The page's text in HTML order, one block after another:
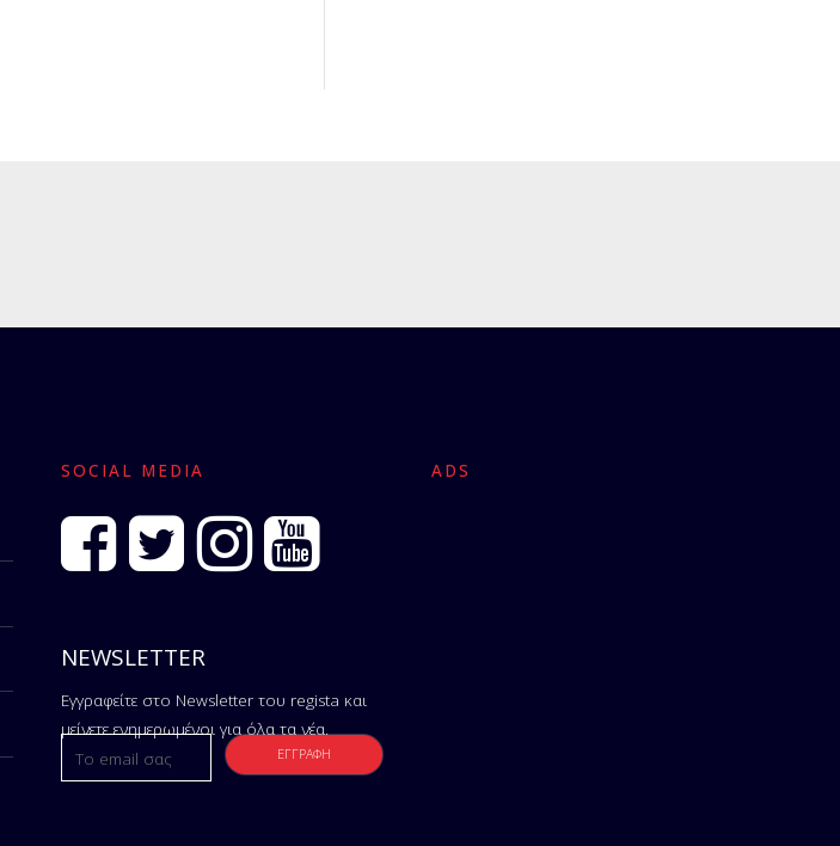
SOCIAL MEDIA
NEWSLETTER
Εγγραφείτε στο Newsletter του regista και
μείνετε ενημερωμένοι για όλα τα νέα.
ADS